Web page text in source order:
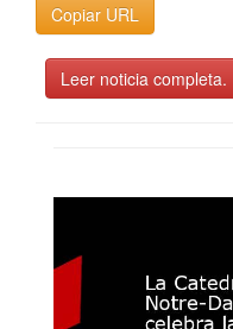
Copiar URL
Leer noticia completa.